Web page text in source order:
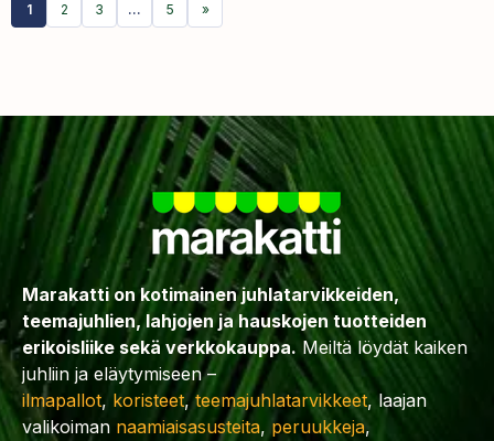
1 2 3 … 5 »
Marakatti on kotimainen juhlatarvikkeiden,
teemajuhlien, lahjojen ja hauskojen tuotteiden
erikoisliike sekä verkkokauppa. Meiltä löydät kaiken
juhliin ja eläytymiseen –
ilmapallot, koristeet,teemajuhlatarvikkeet, laajan
valikoiman naamiaisasusteita, peruukkeja,